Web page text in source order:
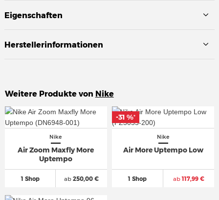
Eigenschaften
Herstellerinformationen
Weitere Produkte von Nike
Nike
Air Zoom Maxfly More
Uptempo
1 Shop ab250,00 €
Nike
Air More Uptempo Low
1 Shop ab117,99 €
-31 %*
-31 %*